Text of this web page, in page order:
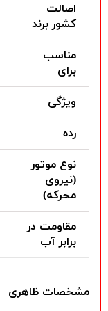
اصالت
کشور برند
مناسب
برای
ویژگی
رده
نوع موتور
(نیروی
محرکه)
مقاومت در
برابر آب
مشخصات ظاهری